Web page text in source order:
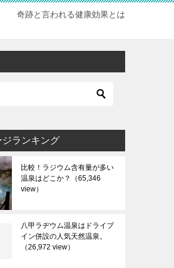
奇跡と言われる健康効果とは
ジランキング
比較！ラジウム含有量が多い
温泉はどこか？
（65,346
view）
八甲ラヂウム温泉はドライブ
イン併設の人気天然温泉。
（26,972 view）